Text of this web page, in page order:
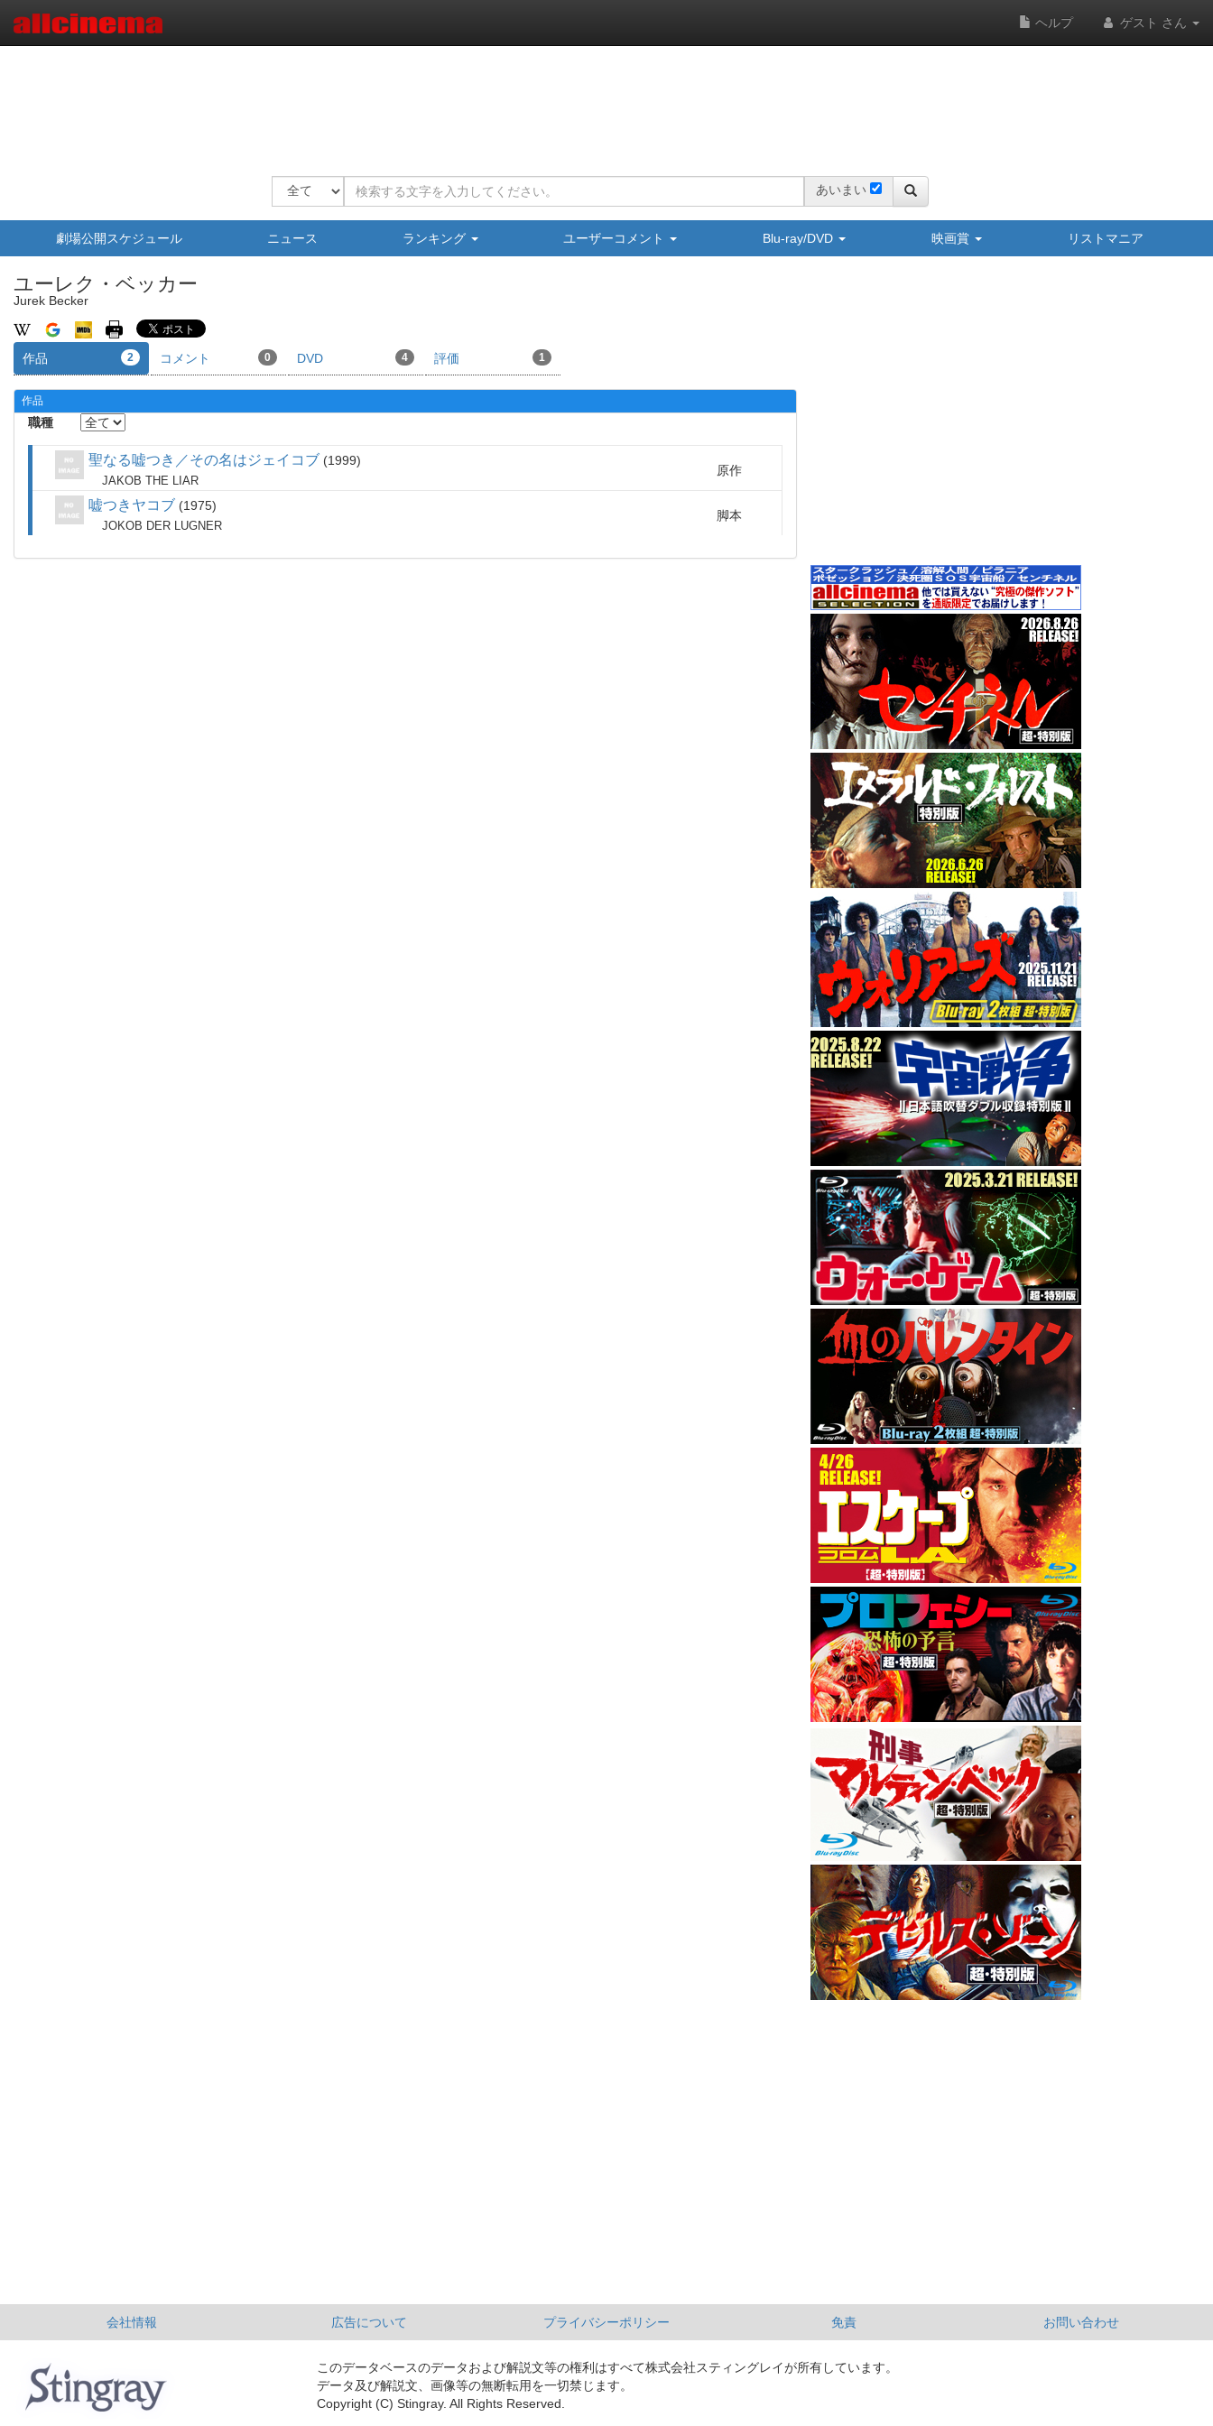
ヘルプ ゲスト さん
あいまい
劇場公開スケジュール ニュース ランキング ユーザーコメント Blu-ray/DVD 映画賞 リストマニア
ユーレク・ベッカー
Jurek Becker
作品 2 コメント 0 DVD 4 評価 1
作品
職種
聖なる嘘つき／その名はジェイコブ 1999
JAKOB THE LIAR
原作
嘘つきヤコブ 1975
JOKOB DER LUGNER
脚本
会社情報 広告について プライバシーポリシー 免責 お問い合わせ
このデータベースのデータおよび解説文等の権利はすべて株式会社スティングレイが所有しています。
データ及び解説文、画像等の無断転用を一切禁じます。
Copyright (C) Stingray. All Rights Reserved.